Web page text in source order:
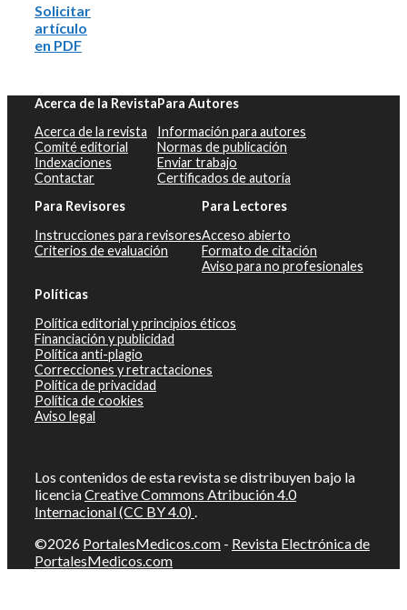
Solicitar
artículo
en PDF
Acerca de la Revista
Acerca de la revista
Comité editorial
Indexaciones
Contactar
Para Autores
Información para autores
Normas de publicación
Enviar trabajo
Certificados de autoría
Para Revisores
Instrucciones para revisores
Criterios de evaluación
Para Lectores
Acceso abierto
Formato de citación
Aviso para no profesionales
Políticas
Política editorial y principios éticos
Financiación y publicidad
Política anti-plagio
Correcciones y retractaciones
Política de privacidad
Política de cookies
Aviso legal
Los contenidos de esta revista se distribuyen bajo la
licenciaCreative Commons Atribución 4.0
Internacional (CC BY 4.0) .
©2026 PortalesMedicos.com - Revista Electrónica de
PortalesMedicos.com